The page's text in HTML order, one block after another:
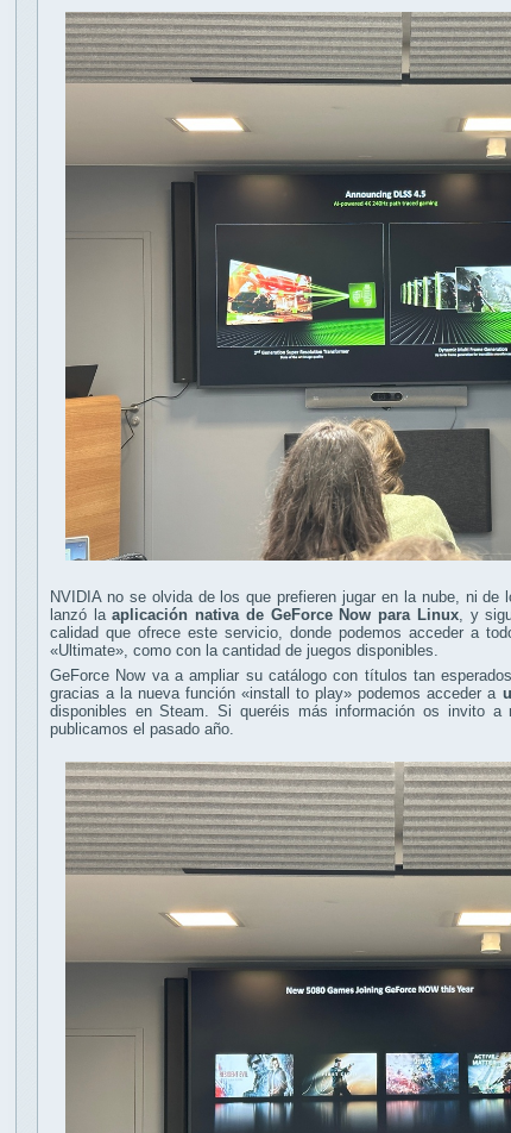
NVIDIA no se olvida de los que prefieren jugar en la nube, ni
lanzó laaplicación nativa de GeForce Now para Linux, y
calidad que ofrece este servicio, donde podemos acceder a
«Ultimate», como con la cantidad de juegos disponibles.
GeForce Now va a ampliar su catálogo con títulos tan
gracias a la nueva función «install to play» podemos acceder a
disponibles en Steam. Si queréis más información os invito
publicamos el pasado año.